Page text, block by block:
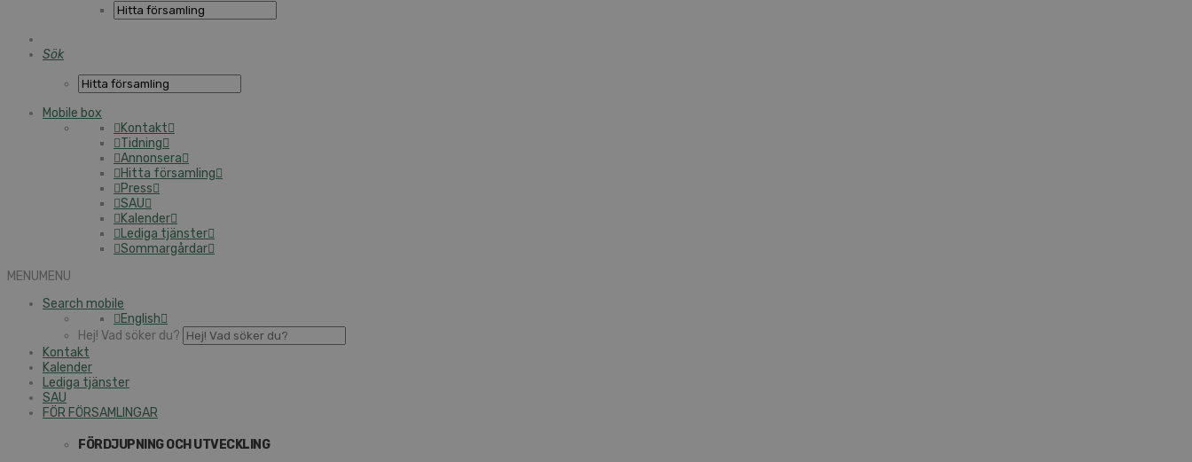
Sök
Mobile box
Kontakt
Tidning
Annonsera
Hitta församling
Press
SAU
Kalender
Lediga tjänster
Sommargårdar
MENUMENU
Search mobile
English
Hej! Vad söker du?
Kontakt
Kalender
Lediga tjänster
SAU
FÖR FÖRSAMLINGAR
FÖRDJUPNING OCH UTVECKLING